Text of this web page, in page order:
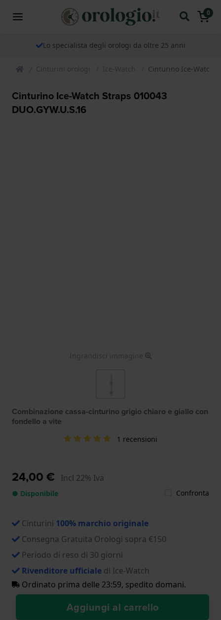
0
Lo specialista degli orologi da oltre 25 anni
Cinturini orologi Ice-Watch Cinturino Ice-Watch
Cinturino Ice-Watch Straps 010043
DUO.GYW.U.S.16
Ingrandisci immagine
Combinazione cassa-cinturino grigio chiaro e giallo con
fondello a vite
1 recensioni
24,00 € Incl 22% Iva
● Disponibile Confronta
Cinturini 100% marchio originale
Consegna Gratuita Orologi sopra €150
Periodo di reso di 30 giorni
Rivenditore ufficiale di Ice-Watch
Ordinato prima delle 23:59, spedito domani.
Aggiungi al carrello